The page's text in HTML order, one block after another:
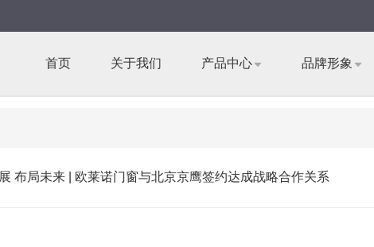
首页 关于我们 产品中心 品牌形象
布局未来 | 欧莱诺门窗与北京京鹰签约达成战略合作关系